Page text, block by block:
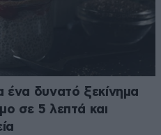
ένα δυνατό ξεκίνημα
σε 5 λεπτά και